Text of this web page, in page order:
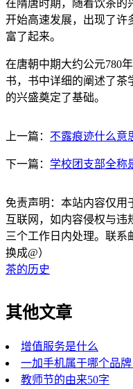
在隋唐时期，随着饮茶的
开始高速发展，出现了许
富了起来。
在唐朝中期大约公元780
书，书中详细的阐述了茶
的兴盛奠定了基础。
上一篇： 不露痕迹什么意
下一篇： 学校团支部全称
免责声明：本站内容仅用
互联网，如内容侵权与违
三个工作日内处理。联系
换成@）
茶的历史
其他文章
增值服务是什么
一加手机属于哪个品
教师节的由来50字